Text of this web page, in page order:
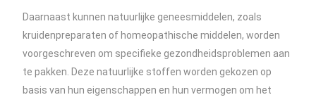
Daarnaast kunnen natuurlijke geneesmiddelen, zoals
kruidenpreparaten of homeopathische middelen, worden
voorgeschreven om specifieke gezondheidsproblemen aan
te pakken. Deze natuurlijke stoffen worden gekozen op
basis van hun eigenschappen en hun vermogen om het